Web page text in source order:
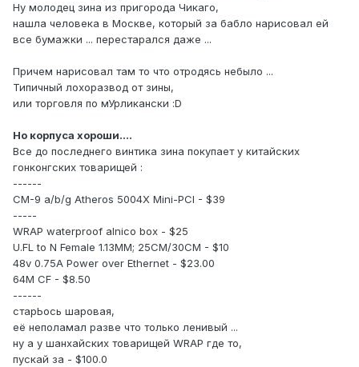
Ну молодец зина из пригорода Чикаго,
нашла человека в Москве, который за бабло нарисовал ей
все бумажки ... перестарался даже ...
Причем нарисовал там то что отродясь небыло ...
Типичный лохоразвод от зины,
или торговля по мУрликански :D
Но корпуса хороши....
Все до последнего винтика зина покупает у китайских
гонконгских товарищей :
------
CM-9 a/b/g Atheros 5004X Mini-PCI - $39
-----
WRAP waterproof alnico box - $25
U.FL to N Female 1.13MM; 25CM/30CM - $10
48v 0.75A Power over Ethernet - $23.00
64M CF - $8.50
------
старЬось шаровая,
её неполамал разве что только ленивый ...
ну а у шанхайских товарищей WRAP где то,
пускай за - $100.0